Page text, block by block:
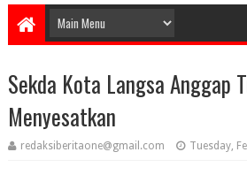
Sekda Kota Langsa Anggap
Menyesatkan
redaksiberitaone@gmail.com Tuesday,